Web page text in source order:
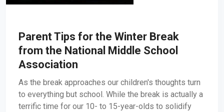
Parent Tips for the Winter Break
from the National Middle School
Association
As the break approaches our children's thoughts turn
to everything but school. While the break is actually a
terrific time for our 10- to 15-year-olds to solidify